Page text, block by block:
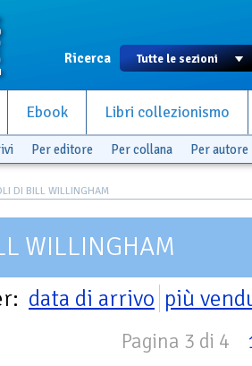
Ricerca
Ebook Libri collezionismo
Per editore Per collana Per autore
DI BILL WILLINGHAM
WILLINGHAM
data di arrivo più
Pagina 3 di 4